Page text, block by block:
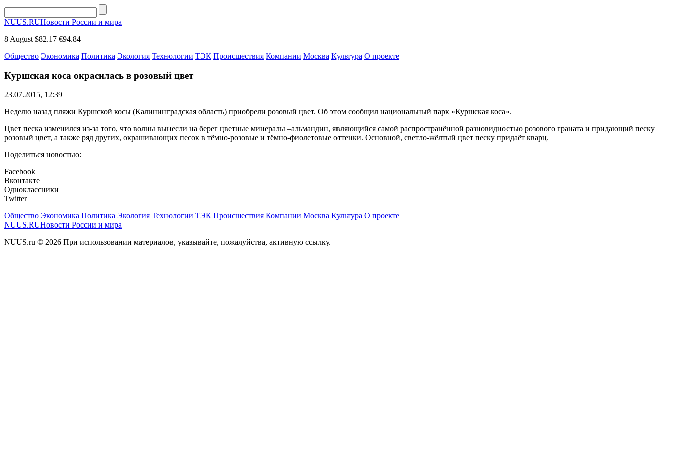
NUUS.RUНовости России и мира
8 August $82.17 €94.84
Общество Экономика Политика Экология Технологии ТЭК Происшествия Компании Москва Культура О проекте
Куршская коса окрасилась в розовый цвет
23.07.2015, 12:39
Неделю назад пляжи Куршской косы (Калининградская область) приобрели розовый цвет. Об этом сообщил национальный парк «Куршская коса».
Цвет песка изменился из-за того, что волны вынесли на берег цветные минералы –альмандин, являющийся самой распространённой разновидностью розового граната и придающий песку
розовый цвет, а также ряд других, окрашивающих песок в тёмно-розовые и тёмно-фиолетовые оттенки. Основной, светло-жёлтый цвет песку придаёт кварц.
Поделиться новостью:
Facebook
Вконтакте
Одноклассники
Twitter
Общество Экономика Политика Экология Технологии ТЭК Происшествия Компании Москва Культура О проекте
NUUS.RUНовости России и мира
NUUS.ru © 2026 При использовании материалов, указывайте, пожалуйства, активную ссылку.